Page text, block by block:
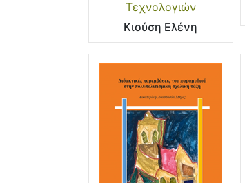
Τεχνολογιών
Κιούση Ελένη